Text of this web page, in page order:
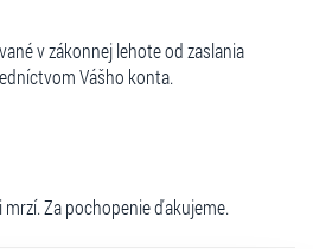
v zákonnej lehote od zaslania
Vášho konta.
Za pochopenie ďakujeme.